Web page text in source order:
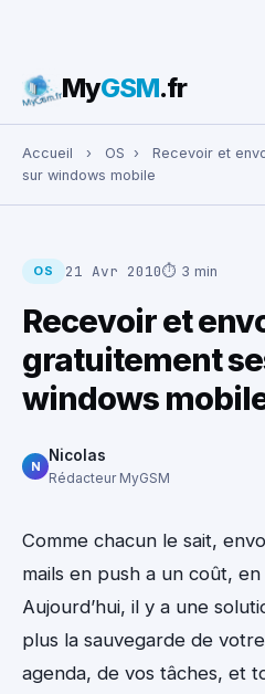
Rechercher :
MyGSM.fr
Accueil › OS ›
Recevoir et
sur windows mobile
OS 21 Avr 2010⏱ 3 min
Recevoir et
gratuitement
windows
N
Nicolas
Rédacteur MyGSM
Comme chacun le sait,
mails en push a un coût,
Aujourd’hui, il y a une
plus la sauvegarde de
agenda, de vos tâches, et